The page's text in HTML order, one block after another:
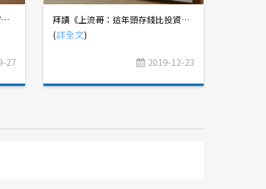
FB粉絲團抽書活動請至：https://www.facebook.com/story.php?story_fbid=2355552934762170&amp;id=1519205901730215 日前收到商周出版社贈送的《大會計師教你從財報數字看懂經營本質》，作者張明輝教授在本書提到的許多優質觀念，以及系統化的架構編排，讓非會計本科生都能受益匪淺，而且跳脫傳統只介紹財務比率的死板分析，故決定寫下這篇讀書心得，與各位定錨讀者分享。 一、量化管理 本書第一個提到的優質觀念，就是數字化管理，張明輝教授拿台積電董事長張忠謀，以及日本經營之神稻盛和夫為例，認為經營者必須對數字有敏銳度，才能找出藏在細節裡的魔鬼。而敏銳度的培養，則是源自於對會計的瞭解。 其實數字化管理也不只體現在財報上，站長過去在投信業任職時，也曾遇過「量化管理」的部門主管，令人印象深刻。他把部門內所有研究員的出缺勤、遲到早退、晨會報告內容、推薦個股及績效......等，都詳細記錄、量化管理，讓他對研究員的考績評判不再是依據個人的主觀感覺，而是客觀的數據。 站長也曾看過投資達人，在Facebook分享這個月上了幾場節目錄影、寫了幾篇訂閱文章......等，或許也是給自己一個目標，下個月的自己不能比這個月怠惰。在健身房認識的教練，也都會記錄自己的訓練，督促自己每週要達成訓練目標，同時檢視自己是否有持續在進步，以及飲食、訓練菜單是否有調整的必要。 換句話說，大至企業經營，小至個人生活管理，只要詳實記錄、量化管理，都有可能看到許多你原本沒有發現的問題。 二、資產負債表 大家都有看過企業的資產負債表，但有沒有想過，其實每個家庭，甚至個人的財務狀況，也都可以用資產負債表來呈現呢？如果優質的企業經營，是從財報分析開始；那麼想做好個人理財，何嘗不是從建立完善的個人財務紀律開始呢？舉例來說，時下許多年輕人喜歡貸款買車，有沒有仔細評估過，車貸對個人資產負債表的影響？以及這項「不良資產」未來的折舊、維修、保養、稅務......等成本，對個人未來5~10年內的財務影響？ 很多投資人以為，財報分析最重要的是損益表，但事實上，資產負債表才是重中之重，可以提供投資人許多重要資訊，包括： 1. 商業模式：屬於重資本支出或輕資產？規模經濟優勢對營運績效的影響？ 2. 公司資產的含金量：易變現的現金、應收帳款多寡？不易評估的無形資產多寡？ 3. 資金來源及運用效率：主要仰賴內部資金或外部資金？財務槓桿的高低？運用資產賺錢的能力？ 因此，這本書以兩大章節的篇幅來介紹資產負債表，而非偏重損益表，確實有助於投資人建立正確的財報分析觀念。 三、帳齡、存貨分析 過去我們在教科書都學過，「應收帳款週轉天數」的計算公式是：(期初應收帳款+期末應收帳款)/全年銷貨金額 * 365(天) 但張明輝教授提出一個相當有趣的觀念，應該直接用期末應收帳款計算，而非計算期初與期末的平均值，原因是以財報結算當下的時間點來講，期初的數字對於分析報表並沒有意義，站長非常認同這個觀點！ 如果想要改善帳款結構，也可以考慮把帳款賣斷給銀行，例如中小企業與電子五哥做生意，應收帳款的票期通常都開很長，如果持有這些帳款，在銀行授信時很容易被扣分，還不如把帳款賣給銀行、立即變現。由於電子五哥都是信用評等較高的優質企業，銀行通常很樂意承購這些帳款，同時也能改善中小企業的財務結構。站長想起，過去曾聽過許多中小企業，跟電子五哥做生意，結果資金周轉不靈而被迫收購的故事，這些中小企業主會不會很懊悔太晚看到這本書？ 舉一反三，在計算存貨週轉天數，評估產業的庫存水位時，也應該以期末數字來計算，而非採期初與期末的平均值。 存貨週轉天數並非越低越好，客製化品項越多的公司，應該會有較高的存貨週轉天數；當然，存貨週轉天數下降表示訂單及存貨管理效率提升，但無論如何精實管理，一般來說，也很難低於30天。站長想起，有些KY公司的存貨週轉天數低到不可思議，某家賣童裝的公司甚至只有2.5天，有些投資人看到這家公司亮麗的損益表還認為股價被低估，難道沒有懷疑過報表的真實性嗎？ 再換個角度想，存貨週轉天數高一定不好嗎？假設今天你看到記憶體報價大漲，想投資記憶體模組族群，此時應該選擇低價庫存多的，還是庫存少的呢？ 四、在「定價權」之外 近年有越來越多投資人非常喜歡強調「定價權」，認為擁有「定價權」的公司，在利潤率會有較好的表現。這個觀點是正確的，但又忽略了許多在「定價權」之外，能穩定公司利潤率表現的其他因素，例如技術/良率/生產效率提升、成本控管......等。 換個角度想，坊間認為有「定價權」的公司，例如食品業，最喜歡舉的例子是茶葉蛋、雞排......等商品，價格比十年前漲了多少，但十年來的雞蛋、雞肉價格有漲比較少嗎？賣茶葉蛋、雞排所需的薪資及水電費成本呢？你確定綜合考量以後，賣茶葉蛋、雞排的攤販真的有賺更多嗎？如果那麼好賺，你怎麼不去賣？ 再換個角度來看，許多投資人認為3C產品的售價總是持續下跌，零組件供應鏈也會被品牌廠砍價，所以不投資科技產業，這樣的分析其實只看了一半，忽略了每年科技大廠都會推出新產品來維持售價，零組件供應鏈也會持續提升良率及生產效率來維持獲利表現。 五、財報沒有說的事 在本書最後的章節，張明輝教授舉出好幾個實際發生過的假帳案例，讓讀者們眼界大開，原來企業作帳還有那麼多的手法！站長在走訪產業的過程中，也曾聽過某公司宣稱新產品已開始出貨，實際上那些產品根本不能用，也沒有客戶願意購買，都是堆到美國子公司的倉庫內。 如果這些作帳的手法，佔公司資產負債表的比例不高，或許還不至於影響公司營運；但如果經營層食髓知味，作帳手法越搞越大，像滾雪球般地開始影響到公司營運，事情可就難以挽回了！若能詳讀這本書提出的案例，可以增廣自己對「表外營運」的見聞，對於未來避開這些地雷也會有幫助。
27
拜讀《上流哥：這年頭存錢比投資更重要》這本書，跟坊間投資達人的書籍主要講投資方法不同，上流哥的這本書是從「存錢」開始出發，畢竟存下「第一桶金」是投資的第一步。但比起這本書的讀後感，站長更想聊聊，與上流哥在同一家公司服務時，近距離觀察他操盤基金，所學習到的寶貴經驗。 一、堅持價值 在投資業界，每天都會接觸到非常多的市場資訊，不管是公開新聞，或是私下傳的小道消息，也就是說，基金經理人在投資這條路上所面臨的誘惑，是比散戶還要多很多的。 但站長觀察上流哥的操盤生涯中，幾乎沒看過上流哥聽小道消息買股票，而是非常紮實地研究基本面良好、具成長性的公司，並堅持在合理價買入，所以很少看到他買進的股票大虧。 此外，基金經理人每天都要跟同業比績效，假如在投機股盛行的盤勢中，自己的持股走勢偏穩健，勢必會面臨很大的壓力。但上流哥從來不會因此改變自己的操作策略，還是堅持要以受益人的權益優先，以長期的角度思考，建構穩健的低風險投資組合，我想「堅持價值」、「受益人優先」的理念，就是上流哥的操盤績效勝過多數基金經理人的關鍵。 在這本書中，你也能看出，上流哥的「堅持價值」不只是在操盤上，而是身體力行，落實在自己的生活。上流哥每天都是拿著平價又高CP值的華碩小筆電，參加公司晨會及拜訪公司，讓我想起巴菲特，儘管手中握有數百億美元的資金，還是開著平價的油電混合車，把金錢拿去做更有意義的事。我想，這或許就是成功的價值投資人，所擁有的共通點，「堅持價值」的理念不僅在他們的腦海中，而是深入骨髓。 二、風險第一 大家都知道，投資一定有風險，而且不管分析再深入、透徹，還是難以避免有盲點，或是碰到無法事前預知的突發性意外，例如榮化氣爆、味全滅頂......等。在這種情況下，「分散投資」是唯一的解方。 事實上，在站長進入業界以前，也像多數投資人一樣，喜歡看好就重押，還曾經因為看好聯發科在3G手機晶片的成長性，把一半的資金押在聯發科上，就上成功嶺當兵，三個禮拜完全不看盤，當時也不覺得這樣做有什麼大問題。但在進入業界後，開始發現分析的侷限性，也看到上流哥透過「分散投資」、「高選股勝率」，繳出穩健且亮眼的績效，便開始轉向「分散投資」。 所以，站長經常在茶會上強調「3%的藝術」，意思是不要一次就把子彈打光、買到滿，要分批進場，並控制好持股水位，這個觀念就是從上流哥身上所學習到的，至今仍覺得非常受用。 在這本書中，你也能看出，上流哥對於風險控管非常重視，尤其現階段市場進入末升段，全球各類資產的價格都被資金推升到非常昂貴的水位，雖然我們不知道何時泡沫才會破滅，但提前防範於未然，提高對資產泡沫及通膨風險的抵抗能力，總是較安全的做法。 三、時間最貴 投資界研究員的生活，自由度很高，也就是說這份工作其實高度考驗時間管理的能力，能夠有效率地運用時間，才能創造更多的價值。 上流哥每天都搭捷運上下班，據他所說，是因為搭捷運的時間可以看新聞、看書，不像自行駕駛交通工具的時間不能做其他事情，這樣才不會浪費時間。在他當主管時，開晨會也是非常有效率，所有研究員、基金經理人都是只講重點，完全不需要做表面、打官腔，講一些不太重要的事情，過場面給公司高層看。 此外，上流哥有一個非常厲害的Excel檔案，註記了每天最重要的市場資訊，以及自己的短評，他說，這樣未來要回顧過去發生過的某些資訊時，就會非常方便！ 對於時間管理的重視，也在站長後來經營定錨的過程中，發揮非常巨大的效益。定錨之所以能夠每個月穩定產出大量的研究報告，幾乎囊括科技業所有重要資訊，原因就是對於時間管理的掌握度高，站長也仿效上流哥建立了自己的資料庫，需要什麼資料時可以直接從資料庫裡面篩選出來，非常節省時間！ 說了這麼多，其實內心很感謝上流哥的栽培，就算是觀察他的人格與生活方式，也能從中學習到很多智慧！今天上流哥把自己的理財智慧，整理成一本重量級著作，讓大家只要花幾百塊，就能獲得這麼多有價值的內容，你還不買嗎？ 購書連結：https://www.books.com.tw/products/0010842646
(詳全文)
2019-12-23